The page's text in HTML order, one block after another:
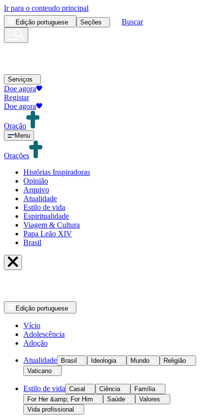
Ir para o conteudo principal
Edição portuguese Seções Buscar
Serviços
Doe agora
Registar
Doe agora
Oração
Menu
Orações
Histórias Inspiradoras
Opinião
Arquivo
Atualidade
Estilo de vida
Espiritualidade
Viagem & Cultura
Papa Leão XIV
Brasil
Edição portuguese
Vício
Adolescência
Adoção
Atualidade Brasil Ideologia Mundo
Religião
Vaticano
Estilo de vida Casal Ciência
Família
For Her &amp; For Him
Saúde
Valores
Vida profissional